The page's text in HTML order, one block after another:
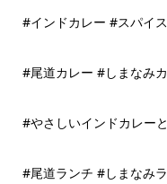
#インドカレー #スパイ
#尾道カレー #しまなみ
#やさしいインドカレー
#尾道ランチ #しまなみ